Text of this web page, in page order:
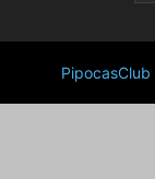
PipocasClub